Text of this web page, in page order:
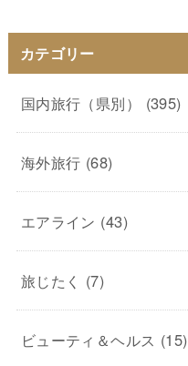
カテゴリー
国内旅行（県別） (395)
海外旅行 (68)
エアライン (43)
旅じたく (7)
ビューティ＆ヘルス (15)